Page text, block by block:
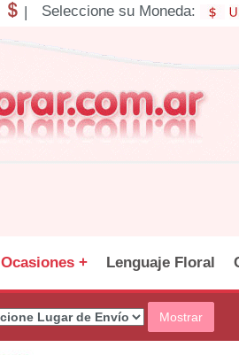
| Seleccione su Moneda:
Ocasiones + Lenguaje Floral
Mostrar